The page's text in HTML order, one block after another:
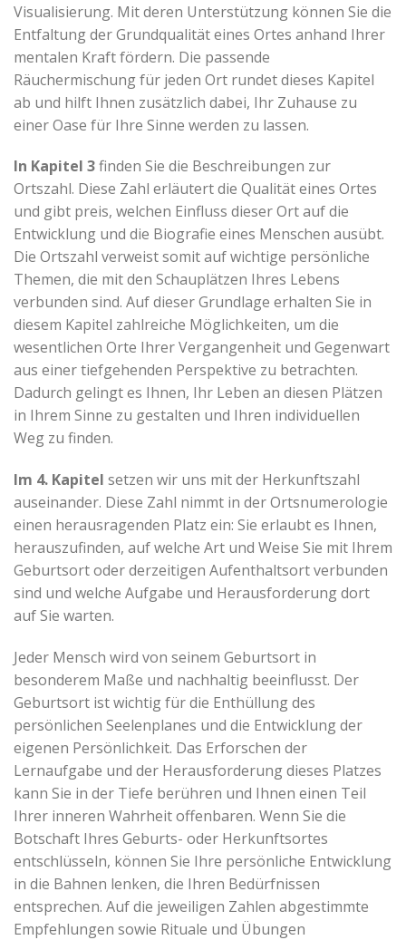
Visualisierung. Mit deren Unterstützung können Sie die
Entfaltung der Grundqualität eines Ortes anhand Ihrer
mentalen Kraft fördern. Die passende
Räuchermischung für jeden Ort rundet dieses Kapitel
ab und hilft Ihnen zusätzlich dabei, Ihr Zuhause zu
einer Oase für Ihre Sinne werden zu lassen.
In Kapitel 3finden Sie die Beschreibungen zur
Ortszahl. Diese Zahl erläutert die Qualität eines Ortes
und gibt preis, welchen Einfluss dieser Ort auf die
Entwicklung und die Biografie eines Menschen ausübt.
Die Ortszahl verweist somit auf wichtige persönliche
Themen, die mit den Schauplätzen Ihres Lebens
verbunden sind. Auf dieser Grundlage erhalten Sie in
diesem Kapitel zahlreiche Möglichkeiten, um die
wesentlichen Orte Ihrer Vergangenheit und Gegenwart
aus einer tiefgehenden Perspektive zu betrachten.
Dadurch gelingt es Ihnen, Ihr Leben an diesen Plätzen
in Ihrem Sinne zu gestalten und Ihren individuellen
Weg zu finden.
Im 4. Kapitel setzen wir uns mit der Herkunftszahl
auseinander. Diese Zahl nimmt in der Ortsnumerologie
einen herausragenden Platz ein: Sie erlaubt es Ihnen,
herauszufinden, auf welche Art und Weise Sie mit Ihrem
Geburtsort oder derzeitigen Aufenthaltsort verbunden
sind und welche Aufgabe und Herausforderung dort
auf Sie warten.
Jeder Mensch wird von seinem Geburtsort in
besonderem Maße und nachhaltig beeinflusst. Der
Geburtsort ist wichtig für die Enthüllung des
persönlichen Seelenplanes und die Entwicklung der
eigenen Persönlichkeit. Das Erforschen der
Lernaufgabe und der Herausforderung dieses Platzes
kann Sie in der Tiefe berühren und Ihnen einen Teil
Ihrer inneren Wahrheit offenbaren. Wenn Sie die
Botschaft Ihres Geburts- oder Herkunftsortes
entschlüsseln, können Sie Ihre persönliche Entwicklung
in die Bahnen lenken, die Ihren Bedürfnissen
entsprechen. Auf die jeweiligen Zahlen abgestimmte
Empfehlungen sowie Rituale und Übungen